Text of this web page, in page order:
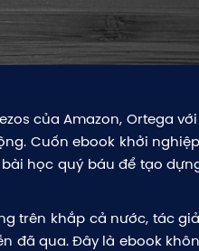
của Amazon, Ortega với
Cuốn ebook khởi
học quý báu để tạo
trên khắp cả nước, tác
đã qua. Đây là ebook